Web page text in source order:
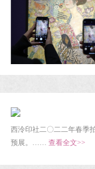
西泠印社二〇二二年春季
预展。…… 查看全文>>